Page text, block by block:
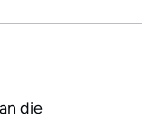
die